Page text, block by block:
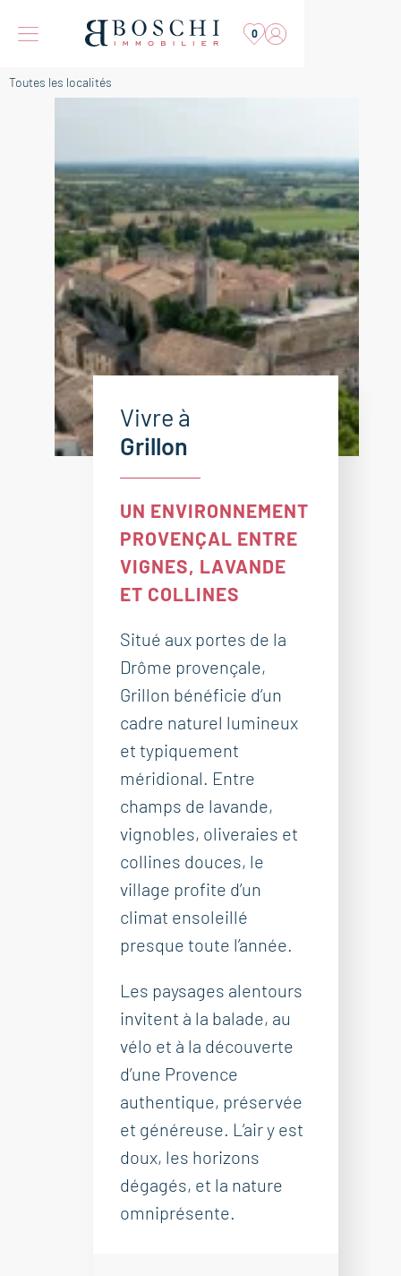
0
Toutes les localités
Vivre à
Grillon
UN ENVIRONNEMENT
PROVENÇAL ENTRE
VIGNES, LAVANDE
ET COLLINES
Situé aux portes de la
Drôme provençale,
Grillon bénéficie d’un
cadre naturel lumineux
et typiquement
méridional. Entre
champs de lavande,
vignobles, oliveraies et
collines douces, le
village profite d’un
climat ensoleillé
presque toute l’année.
Les paysages alentours
invitent à la balade, au
vélo et à la découverte
d’une Provence
authentique, préservée
et généreuse. L’air y est
doux, les horizons
dégagés, et la nature
omniprésente.